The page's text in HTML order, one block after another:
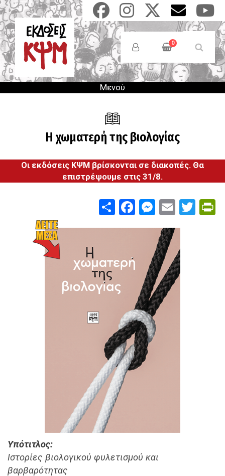
Παράκαμψη
προς
το
κυρίως
περιεχόμενο
Anonymous
Users
Menu
0
Μενού
Η χωματερή της βιολογίας
Οι εκδόσεις ΚΨΜ βρίσκονται σε διακοπές. Θα
επιστρέψουμε στις 31/8.
ShareFacebook
Email
Υπότιτλος
Ιστορίες βιολογικού φυλετισμού και
βαρβαρότητας